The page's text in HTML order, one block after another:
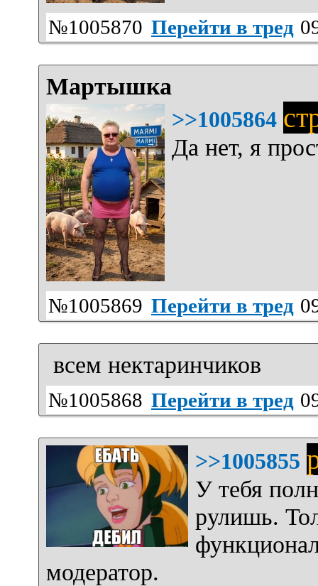
№1005870 Перейти в тред
Мартышка
>>1005864
Да нет, я
№1005869 Перейти в тред
всем нектаринчиков
№1005868 Перейти в тред
>>1005855
У тебя
рулишь.
модератор.